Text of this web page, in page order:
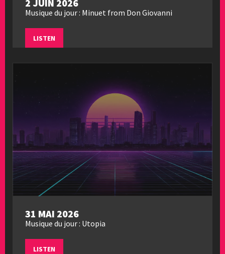
2 JUIN 2026
Musique du jour : Minuet from Don Giovanni
LISTEN
31 MAI 2026
Musique du jour : Utopia
LISTEN